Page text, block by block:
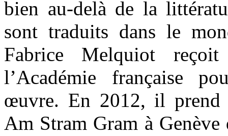
bien au-delà de la
sont traduits dans le
Fabrice Melquiot
l’Académie française
œuvre. En 2012, il prend
Am Stram Gram à